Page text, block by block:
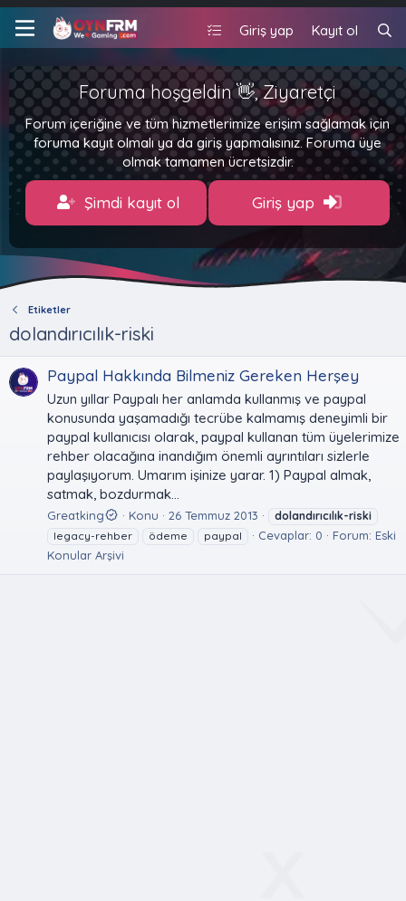
Giriş yap Kayıt ol
Foruma hoşgeldin 👋, Ziyaretçi
Forum içeriğine ve tüm hizmetlerimize erişim sağlamak için
foruma kayıt olmalı ya da giriş yapmalısınız. Foruma üye
olmak tamamen ücretsizdir.
Şimdi kayıt ol Giriş yap
Etiketler
dolandırıcılık-riski
Paypal Hakkında Bilmeniz Gereken Herşey
Uzun yıllar Paypalı her anlamda kullanmış ve paypal
konusunda yaşamadığı tecrübe kalmamış deneyimli bir
paypal kullanıcısı olarak, paypal kullanan tüm üyelerimize
rehber olacağına inandığım önemli ayrıntıları sizlerle
paylaşıyorum. Umarım işinize yarar. 1) Paypal almak,
satmak, bozdurmak...
Greatking Konu 26 Temmuz 2013
dolandırıcılık-riski
legacy-rehber
ödeme paypal Cevaplar: 0 Forum: Eski
Konular Arşivi